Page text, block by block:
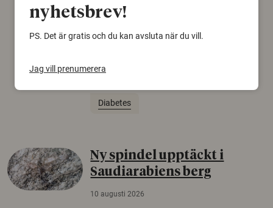
10 augusti 2026
insulinproducerande celler till en patient med
överleva i kroppen, vilket väcker hopp om en
Diabetes
Ny spindel upptäckt i
Saudiarabiens berg
10 augusti 2026
nyhetsbrev!
PS. Det är gratis och du kan avsluta när du vill.
Jag vill prenumerera